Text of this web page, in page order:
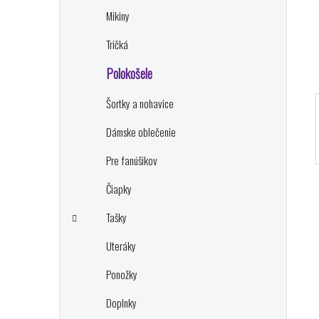
Mikiny
Tričká
Polokošele
Šortky a nohavice
Dámske oblečenie
Pre fanúšikov
Čiapky
Tašky
Uteráky
Ponožky
Doplnky